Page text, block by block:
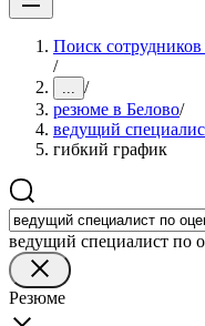
Поиск
/
... /
резюме в Белово/
ведущий
гибкий график
ведущий специалист по
Резюме